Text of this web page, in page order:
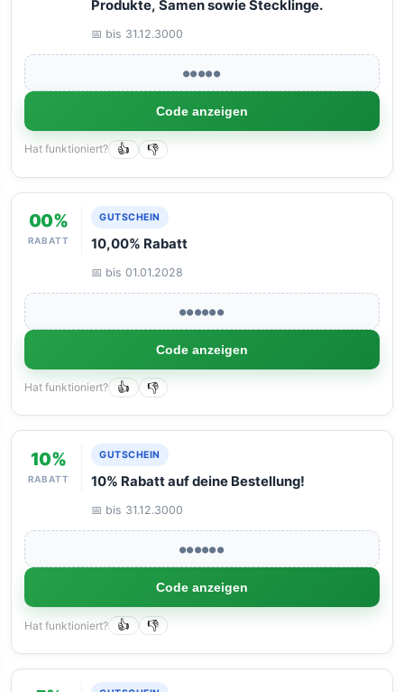
Produkte, Samen sowie Stecklinge.
📅 bis 31.12.3000
●●●●●
Code anzeigen
Hat funktioniert? 👍 👎
00%
RABATT
GUTSCHEIN
10,00% Rabatt
📅 bis 01.01.2028
●●●●●●
Code anzeigen
Hat funktioniert? 👍 👎
10%
RABATT
GUTSCHEIN
10% Rabatt auf deine Bestellung!
📅 bis 31.12.3000
●●●●●●
Code anzeigen
Hat funktioniert? 👍 👎